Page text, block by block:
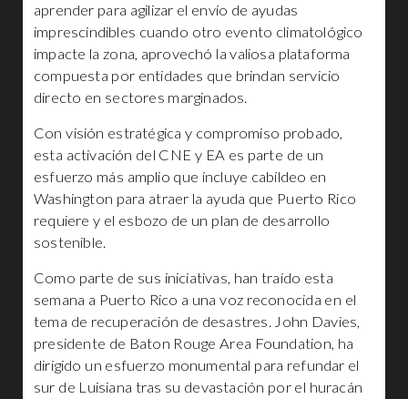
aprender para agilizar el envío de ayudas
imprescindibles cuando otro evento climatológico
impacte la zona, aprovechó la valiosa plataforma
compuesta por entidades que brindan servicio
directo en sectores marginados.
Con visión estratégica y compromiso probado,
esta activación del CNE y EA es parte de un
esfuerzo más amplio que incluye cabildeo en
Washington para atraer la ayuda que Puerto Rico
requiere y el esbozo de un plan de desarrollo
sostenible.
Como parte de sus iniciativas, han traído esta
semana a Puerto Rico a una voz reconocida en el
tema de recuperación de desastres. John Davies,
presidente de Baton Rouge Area Foundation, ha
dirigido un esfuerzo monumental para refundar el
sur de Luisiana tras su devastación por el huracán